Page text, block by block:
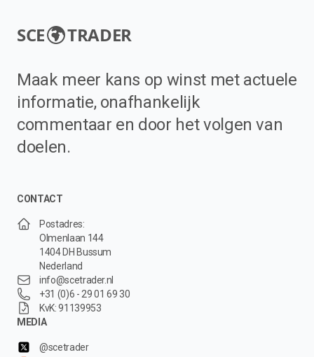
SCE TRADER
Maak meer kans op winst met actuele
informatie, onafhankelijk
commentaar en door het volgen van
doelen.
CONTACT
Postadres:
Olmenlaan 144
1404 DH Bussum
Nederland
info@scetrader.nl
+31 (0)6 - 29 01 69 30
KvK: 91139953
MEDIA
@scetrader